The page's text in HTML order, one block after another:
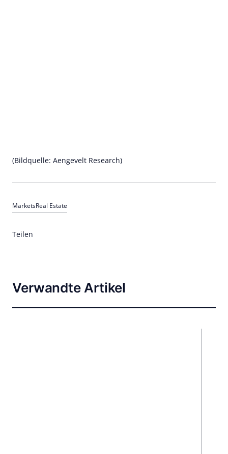
(Bildquelle: Aengevelt Research)
MarketsReal Estate
Teilen
Verwandte Artikel